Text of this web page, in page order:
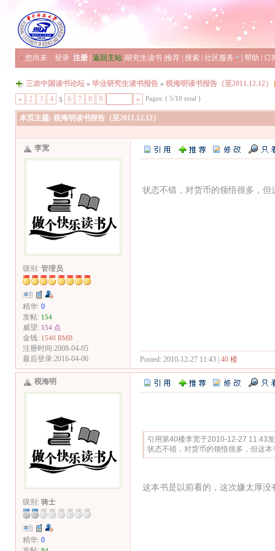
» 您尚未 登录 注册 返回主站 研究生读书 推荐 搜索 社区服务 帮助 订
三农中国读书论坛 » 毕业研究生读书报告 » 税海明读书报告（至2011.12.12）
«
2 3 4 5 6 7 8 9 » Pages: ( 5/10 total )
本页主题: 税海明读书报告（至2011.12.12）
李宽
级别: 管理员
精华: 0
发帖: 154
威望: 154 点
金钱: 1540 RMB
注册时间:2008-04-05
最后登录:2016-04-06
状态不错，对货币的领悟很多，
Posted: 2010-12-27 11:43 | 40 楼
税海明
级别: 骑士
精华: 0
引用第40楼李宽于2010-12-27 11:43
状态不错，对货币的领悟很多，但这
这本书是以前看的，这次嫌太厚没